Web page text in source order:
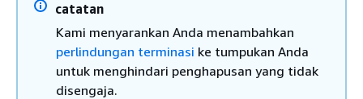
catatan
Kami menyarankan Anda menambahkan
perlindungan terminasi ke tumpukan Anda
untuk menghindari penghapusan yang tidak
disengaja.